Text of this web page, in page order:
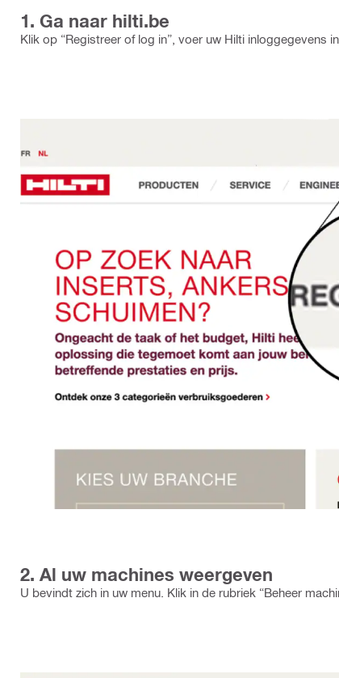
1. Ga naar hilti.be
Klik op “Registreer of log in”, voer uw Hilti inloggegevens
2. Al uw machines weergeven
U bevindt zich in uw menu. Klik in de rubriek “Beheer